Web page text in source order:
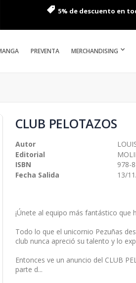
5% de descuento en
PREVENTA MERCHANDISING
CLUB PELOTAZOS
Autor
Editorial
ISBN
978-
Fecha Salida
13/
¡Únete al equipo más fantástico que
Todo lo que el unicornio Pezuñas
club nunca apreció su talento y lo
Entonces ve un anuncio del CLUB
parte d...